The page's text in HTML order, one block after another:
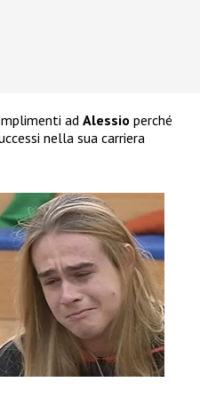
ad Alessio perché
nella sua carriera